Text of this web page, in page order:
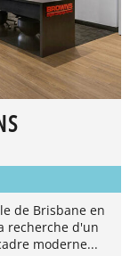
de Brisbane en
recherche d'un
moderne...